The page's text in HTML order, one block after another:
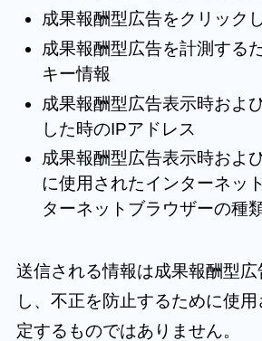
成果報酬型広告をクリック
成果報酬型広告を計測する
キー情報
成果報酬型広告表示時およ
した時のIPアドレス
成果報酬型広告表示時およ
に使用されたインターネッ
ターネットブラウザーの種
送信される情報は成果報酬型
し、不正を防止するために使
定するものではありません。